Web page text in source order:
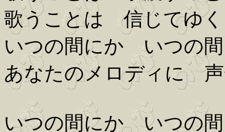
歌うことは 信じてゆ
いつの間にか いつの
あなたのメロディに
いつの間にか いつの